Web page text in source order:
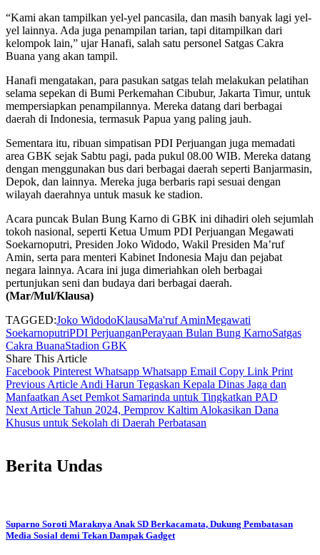
“Kami akan tampilkan yel-yel pancasila, dan masih banyak lagi yel-
yel lainnya. Ada juga penampilan tarian, tapi ditampilkan dari
kelompok lain,” ujar Hanafi, salah satu personel Satgas Cakra
Buana yang akan tampil.
Hanafi mengatakan, para pasukan satgas telah melakukan pelatihan
selama sepekan di Bumi Perkemahan Cibubur, Jakarta Timur, untuk
mempersiapkan penampilannya. Mereka datang dari berbagai
daerah di Indonesia, termasuk Papua yang paling jauh.
Sementara itu, ribuan simpatisan PDI Perjuangan juga memadati
area GBK sejak Sabtu pagi, pada pukul 08.00 WIB. Mereka datang
dengan menggunakan bus dari berbagai daerah seperti Banjarmasin,
Depok, dan lainnya. Mereka juga berbaris rapi sesuai dengan
wilayah daerahnya untuk masuk ke stadion.
Acara puncak Bulan Bung Karno di GBK ini dihadiri oleh sejumlah
tokoh nasional, seperti Ketua Umum PDI Perjuangan Megawati
Soekarnoputri, Presiden Joko Widodo, Wakil Presiden Ma’ruf
Amin, serta para menteri Kabinet Indonesia Maju dan pejabat
negara lainnya. Acara ini juga dimeriahkan oleh berbagai
pertunjukan seni dan budaya dari berbagai daerah.
(Mar/Mul/Klausa)
TAGGED:Joko WidodoKlausaMa'ruf AminMegawati
SoekarnoputriPDI PerjuanganPerayaan Bulan Bung KarnoSatgas
Cakra BuanaStadion GBK
Share This Article
Facebook Pinterest Whatsapp Whatsapp Email Copy Link Print
Previous Article Andi Harun Tegaskan Kepala Dinas Jaga dan
Manfaatkan Aset Pemkot Samarinda untuk Tingkatkan PAD
Next Article Tahun 2024, Pemprov Kaltim Alokasikan Dana
Khusus untuk Sekolah di Daerah Perbatasan
Berita Undas
Suparno Soroti Maraknya Anak SD Berkacamata, Dukung Pembatasan
Media Sosial demi Tekan Dampak Gadget